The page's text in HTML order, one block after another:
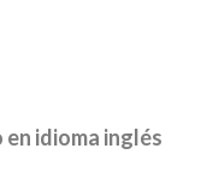
idioma inglés